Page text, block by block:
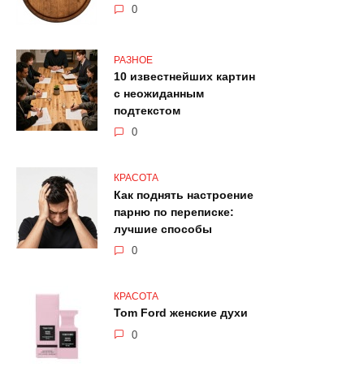
0
РАЗНОЕ
10 известнейших картин
с неожиданным
подтекстом
0
КРАСОТА
Как поднять настроение
парню по переписке:
лучшие способы
0
КРАСОТА
Tom Ford женские духи
0